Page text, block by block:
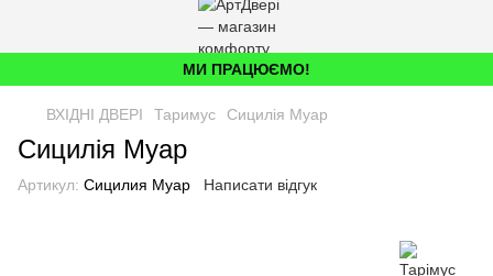
МИ ПРАЦЮЄМО!
ВХІДНІ ДВЕРІ Таримус Сицилія Муар
Сицилія Муар
Артикул: Сицилия Муар Написати відгук